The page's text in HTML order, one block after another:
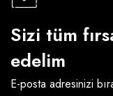
Sizi tüm
edelim
E-posta adresinizi